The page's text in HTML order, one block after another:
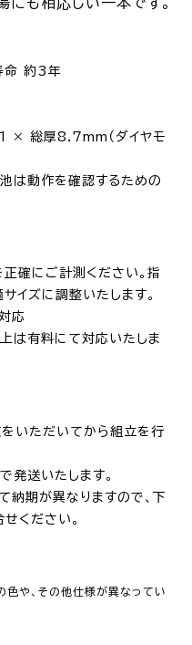
命 約3年
× 総厚8.7mm（ダイヤモ
は動作を確認するための
確にご計測ください。指
イズに調整いたします。
応
有料にて対応いたしま
いただいてから組立を行
送いたします。
納期が異なりますので、下
ください。
色や、その他仕様が異なってい